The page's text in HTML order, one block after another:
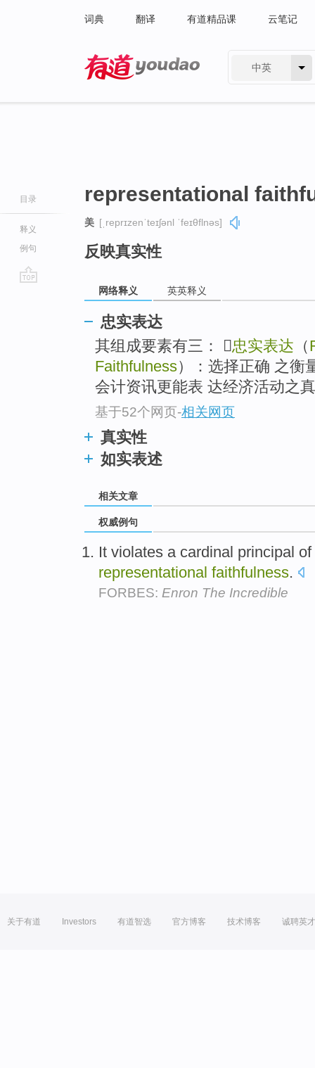
词典 翻译 有道精品课 云笔记
中英
目录
释义
例句
representational
美 [ˌreprɪzenˈteɪʃənl ˈfeɪθflnəs]
反映真实性
网络释义 英英释义
忠实表达
其组成要素有三： 忠实表达 （
Faithfulness）：选择正确 之衡
会计资讯更能表 达经济活动之
基于52个网页-相关网页
真实性
如实表述
相关文章
权威例句
It violates a cardinal principal
representational faithfulness.
FORBES: Enron The Incredible
关于有道 Investors 有道智选 官方博客 技术博客 诚聘英才